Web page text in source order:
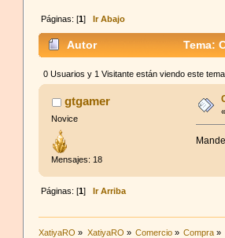
Páginas: [1] Ir Abajo
Autor Tema:
0 Usuarios y 1 Visitante están viendo este tema.
gtgamer
Novice
Mensajes: 18
Páginas: [1] Ir Arriba
XatiyaRO » XatiyaRO » Comercio » Compra »